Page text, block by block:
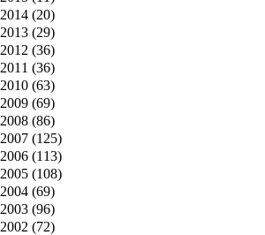
2014 (20)
2013 (29)
2012 (36)
2011 (36)
2010 (63)
2009 (69)
2008 (86)
2007 (125)
2006 (113)
2005 (108)
2004 (69)
2003 (96)
2002 (72)